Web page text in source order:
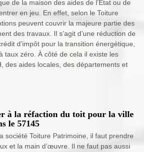
de la maison des aides de l’État ou de
en jeu. En effet, selon le Toiture
peuvent couvrir la majeure partie des
des travaux. Il s’agit d’une réduction de
d’impôt pour la transition énergétique,
taux zéro. À côté de cela il existe les
des aides locales, des départements et
à la réfaction du toit pour la ville
le 57145
société Toiture Patrimoine, il faut prendre
et la main d’œuvre. Il ne faut pas aussi